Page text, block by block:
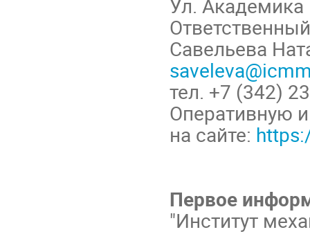
Ул. Академика
Савельева
тел. +7 (342)
Оперативную
на сайте:
Первое
"Институт